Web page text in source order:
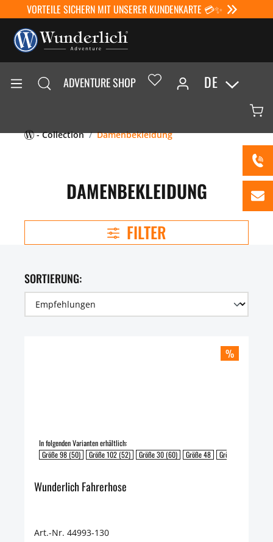
VORTEILE SICHERN MIT UNSERER KUNDENKARTE 💳✨
ADVENTURE SHOP DE
- Collection Damenbekleidung
DAMENBEKLEIDUNG
FILTER
SORTIERUNG:
%
In folgenden Varianten erhältlich:
Größe 98 (50)
Größe 102 (52) Größe 30 (60) Größe 48 Größe 50
Wunderlich Fahrerhose
Art.-Nr. 44993-130